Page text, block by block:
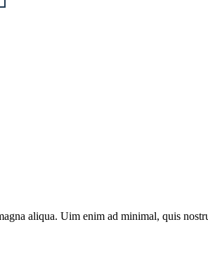
aliqua. Uim enim ad minimal, quis